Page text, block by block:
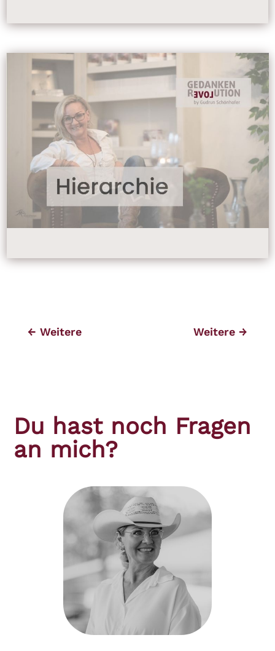
← Weitere Weitere →
Du hast noch Fragen
an mich?